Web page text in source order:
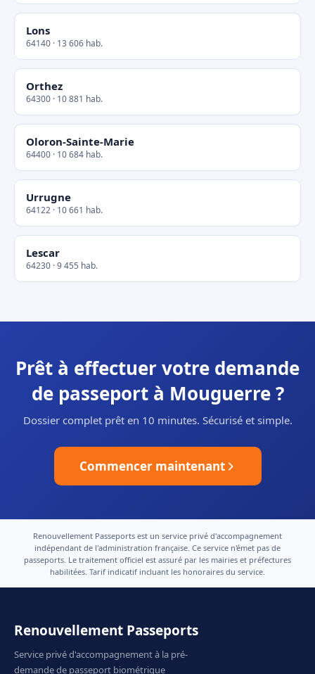
Lons
64140 · 13 606 hab.
Orthez
64300 · 10 881 hab.
Oloron-Sainte-Marie
64400 · 10 684 hab.
Urrugne
64122 · 10 661 hab.
Lescar
64230 · 9 455 hab.
Prêt à effectuer votre demande
de passeport à Mouguerre ?
Dossier complet prêt en 10 minutes. Sécurisé et simple.
Commencer maintenant
Renouvellement Passeports est un service privé d'accompagnement
indépendant de l'administration française. Ce service n'émet pas de
passeports. Le traitement officiel est assuré par les mairies et préfectures
habilitées. Tarif indicatif incluant les honoraires du service.
Renouvellement Passeports
Service privé d'accompagnement à la pré-
demande de passeport biométrique